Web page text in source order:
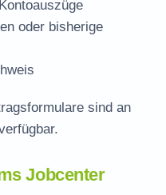
oder bisherige
sind an
Jobcenter